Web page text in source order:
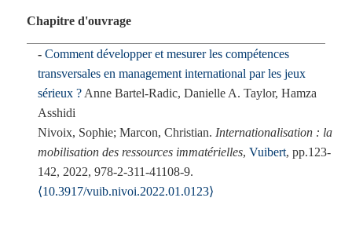
Chapitre d'ouvrage
Comment développer et mesurer les compétences
transversales en management international par les jeux
sérieux ? Anne Bartel-Radic, Danielle A. Taylor, Hamza
Asshidi
Nivoix, Sophie; Marcon, Christian. Internationalisation : la
mobilisation des ressources immatérielles, Vuibert, pp.123-
142, 2022, 978-2-311-41108-9.
⟨10.3917/vuib.nivoi.2022.01.0123⟩